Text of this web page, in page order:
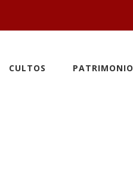
CULTOS PATRIMONIO